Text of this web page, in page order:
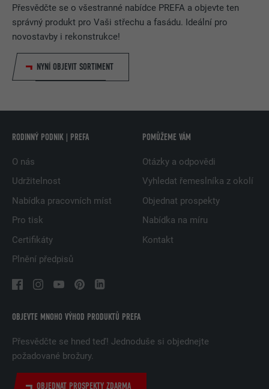
Přesvědčte se o všestranné nabídce PREFA a objevte ten
správný produkt pro Vaši střechu a fasádu. Ideální pro
novostavby i rekonstrukce!
NYNÍ OBJEVIT SORTIMENT
OBJEVTE MNOHO VÝHOD PRODUKTŮ PREFA
Přesvědčte se hned teď! Jednoduše si objednejte
požadované brožury.
OBJEDNAT PROSPEKTY ZDARMA
RODINNÝ PODNIK | PREFA
O nás
Udržitelnost
Nabídka pracovních míst
Pro tisk
Certifikáty
Plnění předpisů
POMŮŽEME VÁM
Otázky a odpovědi
Vyhledat řemeslníka z okolí
Objednat prospekty
Nabídka na míru
Kontakt